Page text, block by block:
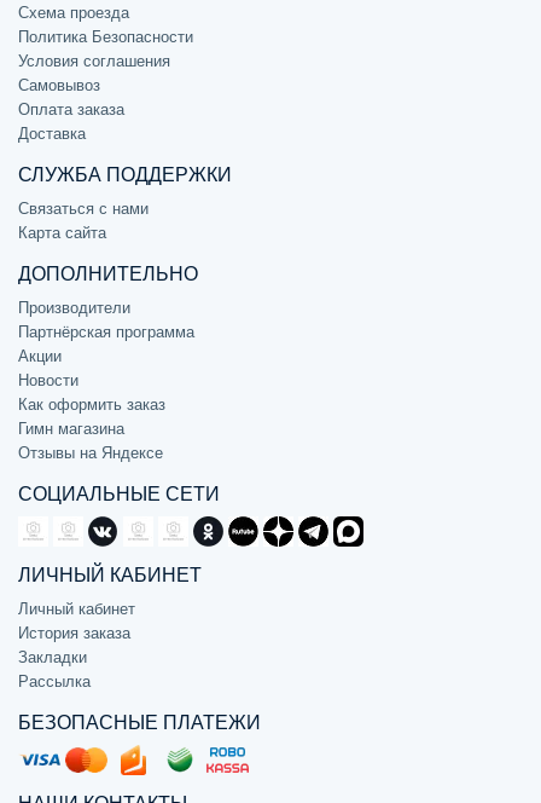
Схема проезда
Политика Безопасности
Условия соглашения
Самовывоз
Оплата заказа
Доставка
СЛУЖБА ПОДДЕРЖКИ
Связаться с нами
Карта сайта
ДОПОЛНИТЕЛЬНО
Производители
Партнёрская программа
Акции
Новости
Как оформить заказ
Гимн магазина
Отзывы на Яндексе
СОЦИАЛЬНЫЕ СЕТИ
ЛИЧНЫЙ КАБИНЕТ
Личный кабинет
История заказа
Закладки
Рассылка
БЕЗОПАСНЫЕ ПЛАТЕЖИ